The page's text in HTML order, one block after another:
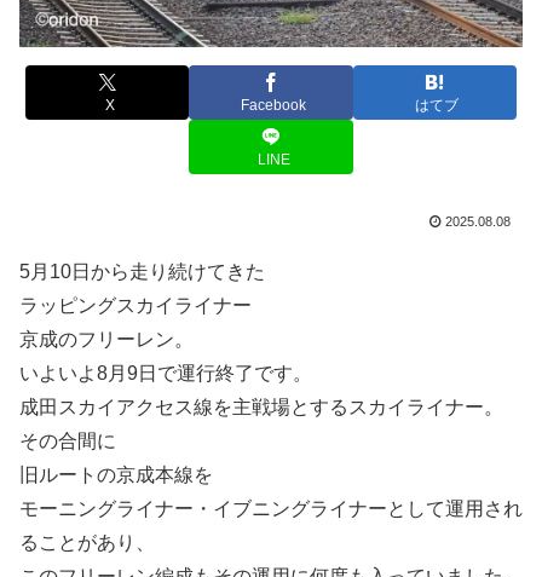
X Facebook はてブ
LINE
2025.08.08
5月10日から走り続けてきた
ラッピングスカイライナー
京成のフリーレン。
いよいよ8月9日で運行終了です。
成田スカイアクセス線を主戦場とするスカイライナー。
その合間に
旧ルートの京成本線を
モーニングライナー・イブニングライナーとして運用され
ることがあり、